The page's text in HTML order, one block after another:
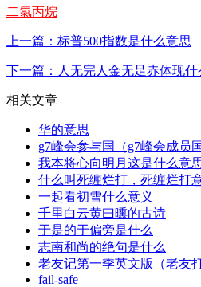
二氯丙烷
上一篇：标普500指数是什么意思
下一篇：人无完人金无足赤体现什
相关文章
华的意思
g7峰会参与国（g7峰会成员国
我本将心向明月这是什么意
什么叫死缠烂打，死缠烂打
一起看初雪什么意义
千里白云黄曰曛的古诗
于是的于偏旁是什么
志南和尚的绝句是什么
老友记第一季英文版（老友
fail-safe